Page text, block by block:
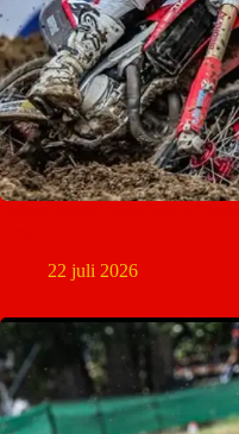
22 juli 2026